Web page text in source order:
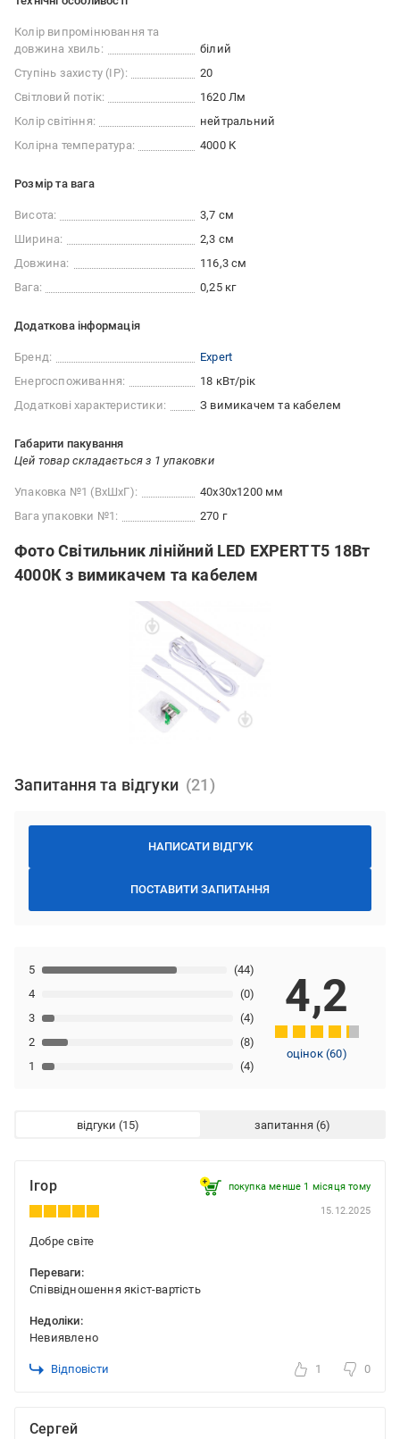
Колір випромінювання та
довжина хвиль:
білий
Ступінь захисту (IP):
20
Світловий потік:
1620 Лм
Колір світіння:
нейтральний
Колірна температура:
4000 К
Розмір та вага
Висота:
3,7 см
Ширина:
2,3 см
Довжина:
116,3 см
Вага:
0,25 кг
Додаткова інформація
Бренд:
Expert
Енергоспоживання:
18 кВт/рік
Додаткові характеристики:
З вимикачем та кабелем
Габарити пакування
Цей товар складається з 1 упаковки
Упаковка №1 (ВхШхГ):
40x30x1200 мм
Вага упаковки №1:
270 г
Фото Світильник лінійний LED EXPERT T5 18Вт
4000К з вимикачем та кабелем
Запитання та відгуки
НАПИСАТИ ВІДГУК
ПОСТАВИТИ ЗАПИТАННЯ
1 (4)
2 (8)
3 (4)
4 (0)
5 (44)
4,2
оцінок (60)
відгуки запитання
Ігор покупка менше 1 місяця томy
15.12.2025
Добре світе
Переваги:
Співвідношення якіст-вартість
Недоліки:
Невиявлено
Відповісти 1 0
Сергей